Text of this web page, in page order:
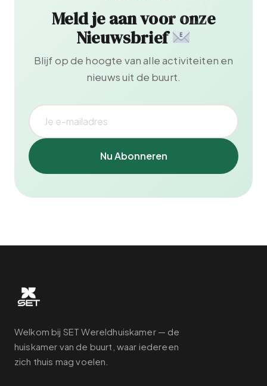
Meld je aan voor onze
Nieuwsbrief
Blijf op de hoogte van alle activiteiten en
nieuws uit de buurt.
Nu Abonneren
Welkom bij SET Wereldhuiskamer — de
huiskamer van de buurt, waar iedereen
zich thuis mag voelen.